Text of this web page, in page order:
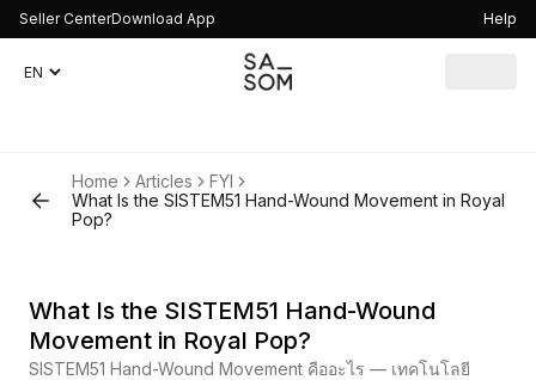
Seller CenterDownload App Help
Home Articles
FYI
What Is the SISTEM51 Hand-Wound Movement in Royal
Pop?
What Is the SISTEM51 Hand-Wound
Movement in Royal Pop?
SISTEM51 Hand-Wound Movement คืออะไร — เทคโนโลยี